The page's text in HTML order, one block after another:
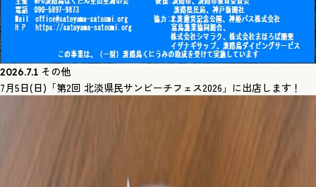
2026.7.1 その他
7月5日(日)「第2回 北淡県民サンビーチフェス2026」に出店します！